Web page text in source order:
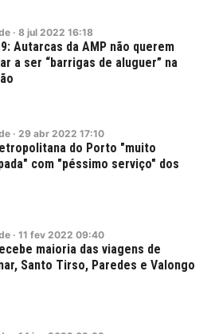
· 8 jul 2022 16:18
Autarcas da AMP não querem
a ser “barrigas de aluguer” na
· 29 abr 2022 17:10
do Porto "muito
com "péssimo serviço" dos
· 11 fev 2022 09:40
maioria das viagens de
Santo Tirso, Paredes e Valongo